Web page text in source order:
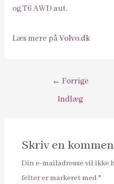
og T6 AWD aut.
Læs mere påVolvo.dk
Indlægsnavigation
← Forrige
Indlæg
Skriv en
Din e-mailadresse vil ikke
felter er markeret med *